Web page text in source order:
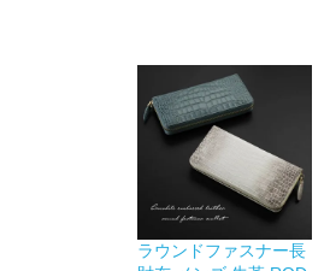
ラウンドファスナー長